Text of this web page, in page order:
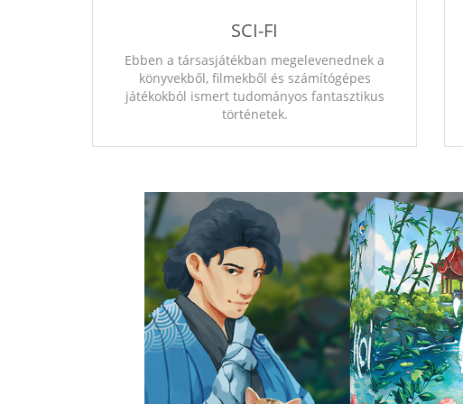
SCI-FI
Ebben a társasjátékban megelevenednek a
könyvekből, filmekből és számítógépes
játékokból ismert tudományos fantasztikus
történetek.